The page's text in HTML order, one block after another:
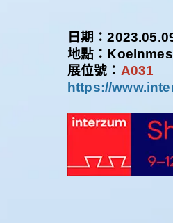
日期：
地點：
展位號： A031
https://